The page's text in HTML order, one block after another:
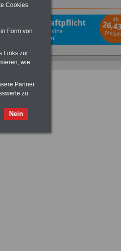
Cookies
Form von
Links zur
wie
Partner
zu
Nein